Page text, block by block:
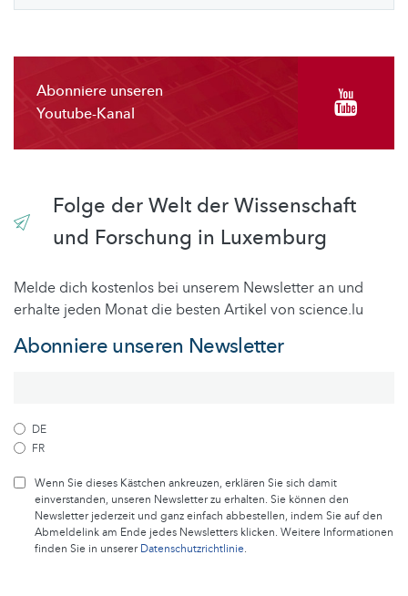
Abonniere unseren
Youtube-Kanal
Folge der Welt der Wissenschaft
und Forschung in Luxemburg
Melde dich kostenlos bei unserem Newsletter an und
erhalte jeden Monat die besten Artikel von science.lu
Abonniere unseren Newsletter
DE
FR
Wenn Sie dieses Kästchen ankreuzen, erklären Sie sich damit
einverstanden, unseren Newsletter zu erhalten. Sie können den
Newsletter jederzeit und ganz einfach abbestellen, indem Sie auf den
Abmeldelink am Ende jedes Newsletters klicken. Weitere Informationen
finden Sie in unsererDatenschutzrichtlinie.